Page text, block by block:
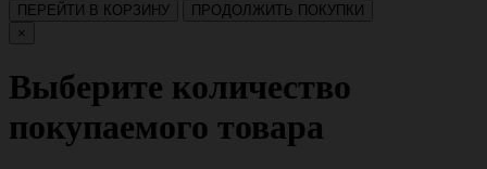
ПЕРЕЙТИ В КОРЗИНУ
ПРОДОЛЖИТЬ ПОКУПКИ
×
Выберите количество
покупаемого товара